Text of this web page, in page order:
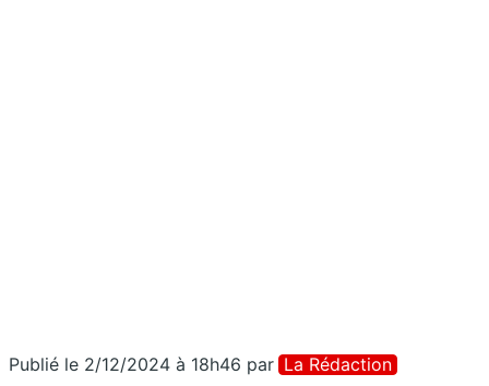
Publié le 2/12/2024 à 18h46 par La Rédaction